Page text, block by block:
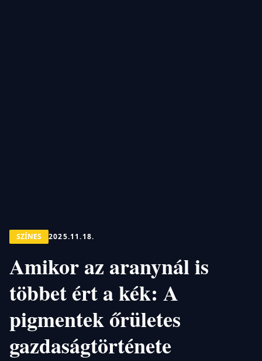
SZÍNES 2025.11.18.
Amikor az aranynál is
többet ért a kék: A
pigmentek őrületes
gazdaságtörténete